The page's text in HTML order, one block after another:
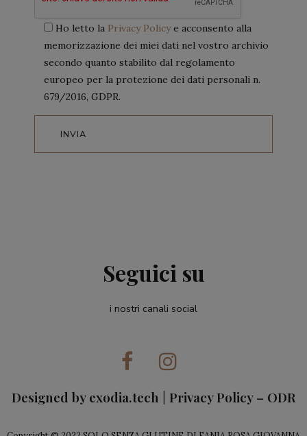
Ho letto la Privacy Policye acconsento alla
memorizzazione dei miei dati nel vostro archivio
secondo quanto stabilito dal regolamento
europeo per la protezione dei dati personali n.
679/2016, GDPR.
Seguici su
i nostri canali social
Designed by exodia.tech Privacy Policy– ODR